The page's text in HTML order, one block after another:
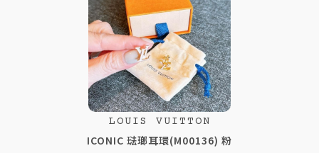
LOUIS VUITTON
ICONIC 琺瑯耳環(M00136) 粉